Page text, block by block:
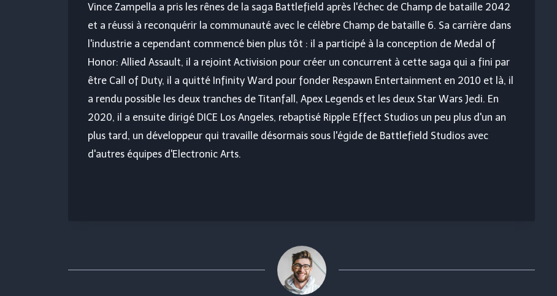
Vince Zampella a pris les rênes de la saga Battlefield après l'échec de Champ de bataille 2042
et a réussi à reconquérir la communauté avec le célèbre Champ de bataille 6. Sa carrière dans
l'industrie a cependant commencé bien plus tôt : il a participé à la conception de Medal of
Honor: Allied Assault, il a rejoint Activision pour créer un concurrent à cette saga qui a fini par
être Call of Duty, il a quitté Infinity Ward pour fonder Respawn Entertainment en 2010 et là, il
a rendu possible les deux tranches de Titanfall, Apex Legends et les deux Star Wars Jedi. En
2020, il a ensuite dirigé DICE Los Angeles, rebaptisé Ripple Effect Studios un peu plus d'un an
plus tard, un développeur qui travaille désormais sous l'égide de Battlefield Studios avec
d'autres équipes d'Electronic Arts.